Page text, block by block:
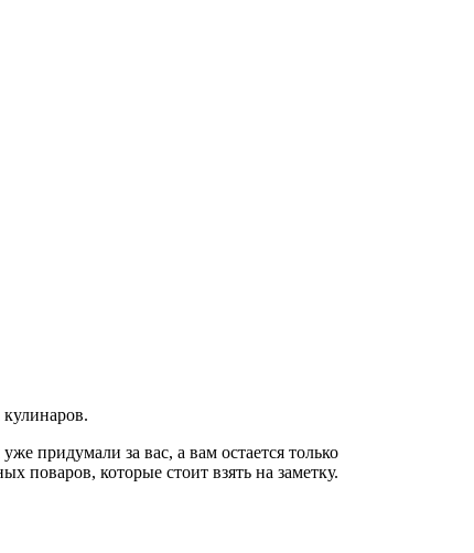
придумали за вас, а вам остается только
поваров, которые стоит взять на заметку.